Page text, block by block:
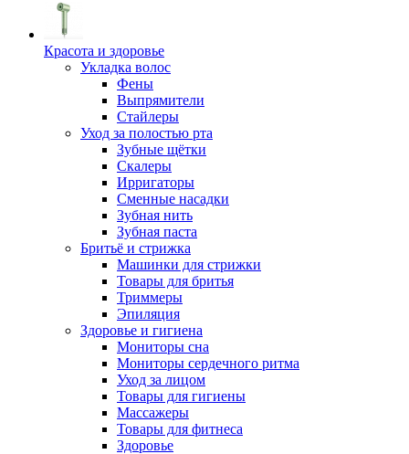
Красота и здоровье
Укладка волос
Фены
Выпрямители
Стайлеры
Уход за полостью рта
Зубные щётки
Скалеры
Ирригаторы
Сменные насадки
Зубная нить
Зубная паста
Бритьё и стрижка
Машинки для стрижки
Товары для бритья
Триммеры
Эпиляция
Здоровье и гигиена
Мониторы сна
Мониторы сердечного ритма
Уход за лицом
Товары для гигиены
Массажеры
Товары для фитнеса
Здоровье